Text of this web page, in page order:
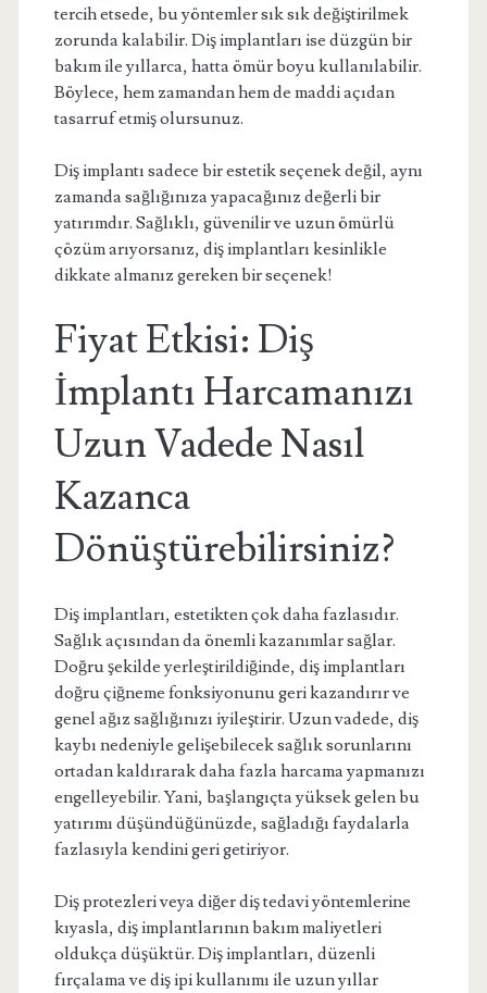
tercih etsede, bu yöntemler sık sık değiştirilmek
zorunda kalabilir. Diş implantları ise düzgün bir
bakım ile yıllarca, hatta ömür boyu kullanılabilir.
Böylece, hem zamandan hem de maddi açıdan
tasarruf etmiş olursunuz.
Diş implantı sadece bir estetik seçenek değil, aynı
zamanda sağlığınıza yapacağınız değerli bir
yatırımdır. Sağlıklı, güvenilir ve uzun ömürlü
çözüm arıyorsanız, diş implantları kesinlikle
dikkate almanız gereken bir seçenek!
Fiyat Etkisi: Diş
İmplantı Harcamanızı
Uzun Vadede Nasıl
Kazanca
Dönüştürebilirsiniz?
Diş implantları, estetikten çok daha fazlasıdır.
Sağlık açısından da önemli kazanımlar sağlar.
Doğru şekilde yerleştirildiğinde, diş implantları
doğru çiğneme fonksiyonunu geri kazandırır ve
genel ağız sağlığınızı iyileştirir. Uzun vadede, diş
kaybı nedeniyle gelişebilecek sağlık sorunlarını
ortadan kaldırarak daha fazla harcama yapmanızı
engelleyebilir. Yani, başlangıçta yüksek gelen bu
yatırımı düşündüğünüzde, sağladığı faydalarla
fazlasıyla kendini geri getiriyor.
Diş protezleri veya diğer diş tedavi yöntemlerine
kıyasla, diş implantlarının bakım maliyetleri
oldukça düşüktür. Diş implantları, düzenli
fırçalama ve diş ipi kullanımı ile uzun yıllar